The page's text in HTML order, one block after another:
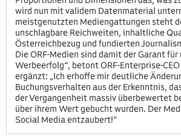
wird nun mit validem Datenmaterial
meistgenutzten Mediengattungen steht
unschlagbare Reichweiten, inhaltliche
Österreichbezug und fundierten
Die ORF-Medien sind damit der Garant für
Werbeerfolg“, betont ORF-Enterprise-
ergänzt: „Ich erhoffe mir deutliche
Buchungsverhalten aus der Erkenntnis,
der Vergangenheit massiv überbewertet
über ihrem Wert gebucht wurden. Der
Social Media entzaubert!“